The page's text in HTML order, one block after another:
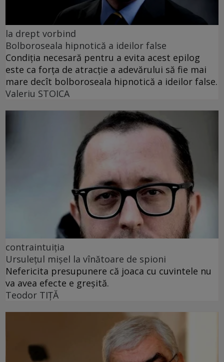
la drept vorbind
Bolboroseala hipnotică a ideilor false
Condiția necesară pentru a evita acest epilog
este ca forța de atracție a adevărului să fie mai
mare decît bolboroseala hipnotică a ideilor false.
Valeriu STOICA
contraintuiția
Ursulețul mișel la vînătoare de spioni
Nefericita presupunere că joaca cu cuvintele nu
va avea efecte e greșită.
Teodor TIŢĂ